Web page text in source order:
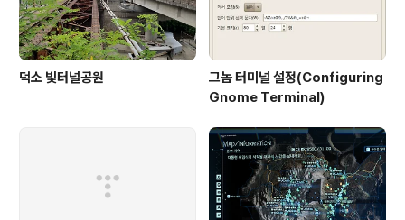
덕소 빛터널공원
그놈 터미널 설정(Configuring
Gnome Terminal)